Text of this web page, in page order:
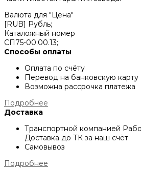
Валюта для "Цена"
[RUB] Рубль;
Каталожный номер
СП75-00.00.13;
Способы оплаты
Оплата по счёту
Перевод на банковскую карту
Возможна рассрочка платежа
Подробнее
Доставка
Транспортной компанией
Доставка до ТК за наш счёт
Самовывоз
Подробнее